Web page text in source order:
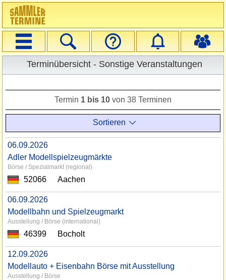
Erweiterte Suche
Login
Registrieren
Navigation
Startseite
Auswahl Deutschland
Einschränkungen
Terminübersicht - Sonstige Veranstaltungen
Termin 1 bis 10 von 38 Terminen
Sortieren
06.09.2026
Adler Modellspielzeugmärkte
Börse / Spezialmarkt (regional)
52066 Aachen
06.09.2026
Modellbahn und Spielzeugmarkt
Ausstellung / Börse (international)
46399 Bocholt
12.09.2026
Modellauto + Eisenbahn Börse mit Ausstellung
Ausstellung / Börse